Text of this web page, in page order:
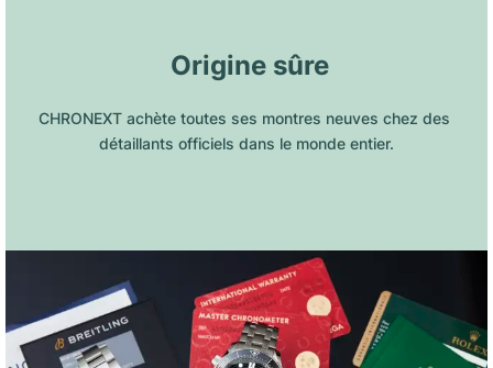
Origine sûre
CHRONEXT achète toutes ses montres neuves chez des
détaillants officiels dans le monde entier.